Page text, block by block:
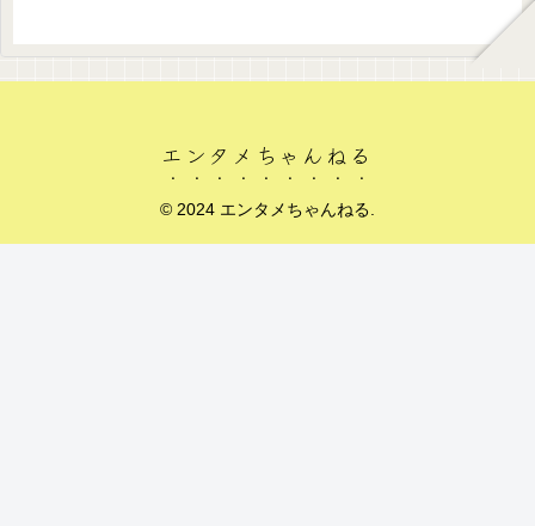
エンタメちゃんねる
© 2024 エンタメちゃんねる.